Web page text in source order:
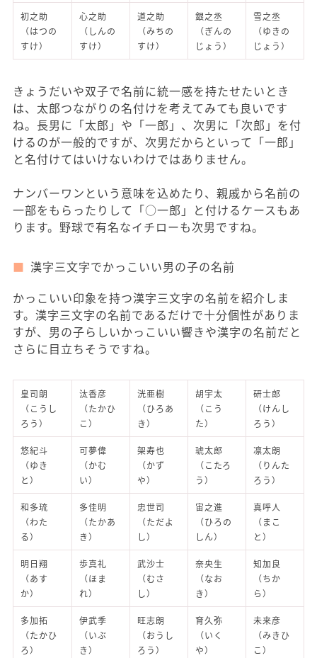
初之助
（はつの
すけ）
心之助
（しんの
すけ）
道之助
（みちの
すけ）
銀之丞
（ぎんの
じょう）
雪之丞
（ゆきの
じょう）
きょうだいや双子で名前に統一感を持たせたいとき
は、太郎つながりの名付けを考えてみても良いです
ね。長男に「太郎」や「一郎」、次男に「次郎」を付
けるのが一般的ですが、次男だからといって「一郎」
と名付けてはいけないわけではありません。
ナンバーワンという意味を込めたり、親戚から名前の
一部をもらったりして「○一郎」と付けるケースもあ
ります。野球で有名なイチローも次男ですね。
漢字三文字でかっこいい男の子の名前
かっこいい印象を持つ漢字三文字の名前を紹介しま
す。漢字三文字の名前であるだけで十分個性がありま
すが、男の子らしいかっこいい響きや漢字の名前だと
さらに目立ちそうですね。
皇司朗
（こうし
ろう）
汰香彦
（たかひ
こ）
洸亜樹
（ひろあ
き）
胡宇太
（こう
た）
研士郎
（けんし
ろう）
悠紀斗
（ゆき
と）
可夢偉
（かむ
い）
架寿也
（かず
や）
琥太郎
（こたろ
う）
凛太朗
（りんた
ろう）
和多琉
（わた
る）
多佳明
（たかあ
き）
忠世司
（ただよ
し）
宙之進
（ひろの
しん）
真呼人
（まこ
と）
明日翔
（あす
か）
歩真礼
（ほま
れ）
武沙士
（むさ
し）
奈央生
（なお
き）
知加良
（ちか
ら）
多加拓
（たかひ
ろ）
伊武季
（いぶ
き）
旺志朗
（おうし
ろう）
育久弥
（いく
や）
未来彦
（みきひ
こ）